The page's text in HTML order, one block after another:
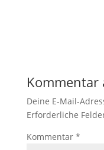
Kommentar
Deine E-Mail-
Erforderliche
Kommentar *